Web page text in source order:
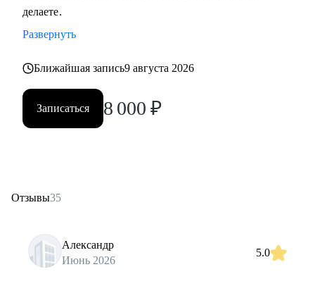
делаете.
Развернуть
Ближайшая запись9 августа 2026
Записаться 8 000 ₽
Отзывы35
Александр
Июнь 2026
5.0